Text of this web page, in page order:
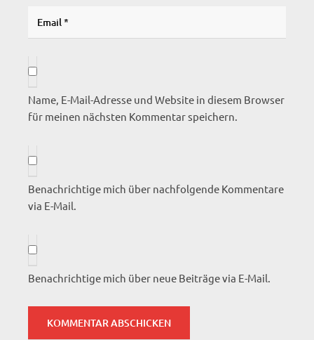
Name, E-Mail-Adresse und Website in diesem Browser
für meinen nächsten Kommentar speichern.
Benachrichtige mich über nachfolgende Kommentare
via E-Mail.
Benachrichtige mich über neue Beiträge via E-Mail.